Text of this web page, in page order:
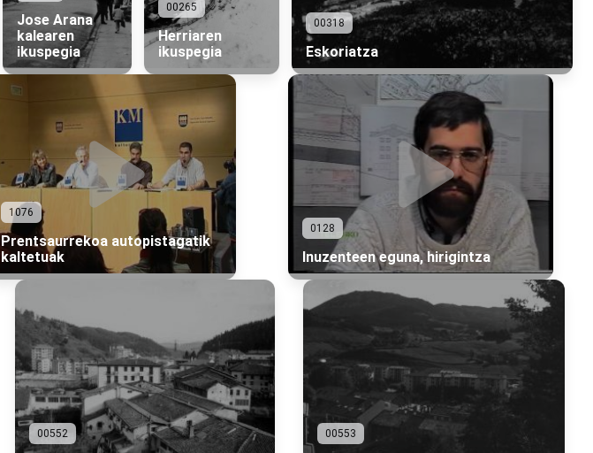
Jose Arana
kalearen
ikuspegia
00265
Herriaren
ikuspegia
00318
Eskoriatza
1076
Prentsaurrekoa autopistagatik
kaltetuak
0128
Inuzenteen eguna, hirigintza
00552 00553